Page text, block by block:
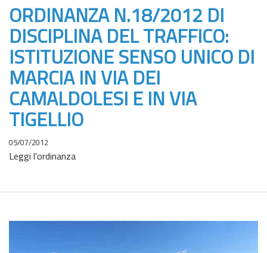
ORDINANZA N.18/2012 DI
DISCIPLINA DEL TRAFFICO:
ISTITUZIONE SENSO UNICO DI
MARCIA IN VIA DEI
CAMALDOLESI E IN VIA
TIGELLIO
05/07/2012
Leggi l'ordinanza